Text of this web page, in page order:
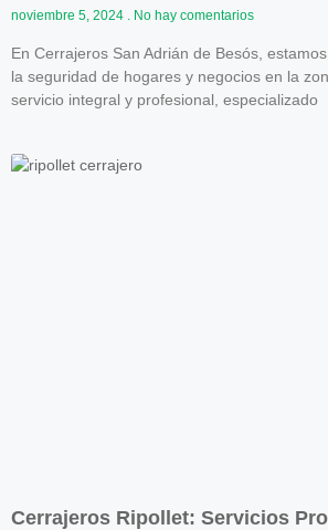
noviembre 5, 2024 No hay comentarios
En Cerrajeros San Adrián de Besós,
la seguridad de hogares y negocios en la
servicio integral y profesional, especializado
Cerrajeros Ripollet: Servicios